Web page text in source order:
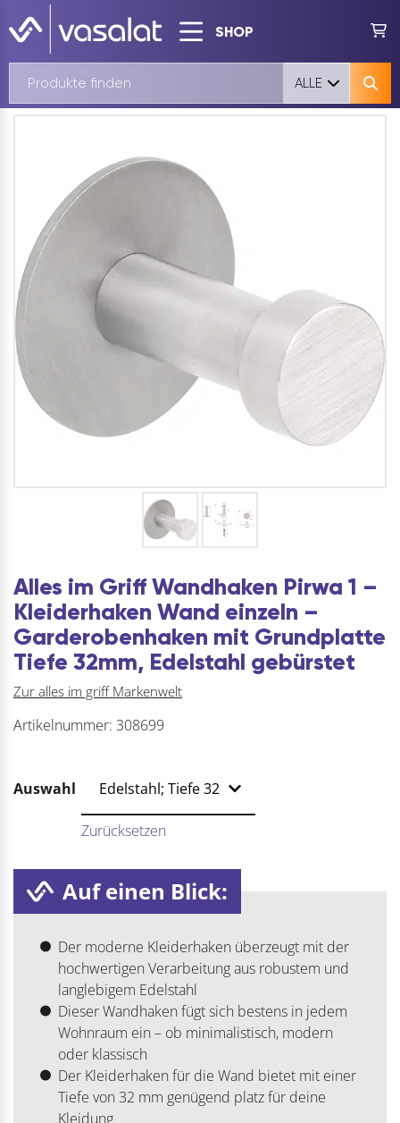
SHOP
ALLE
Alles im Griff Wandhaken Pirwa 1 –
Kleiderhaken Wand einzeln –
Garderobenhaken mit Grundplatte
Tiefe 32mm, Edelstahl gebürstet
Zur alles im griff Markenwelt
Artikelnummer: 308699
Auswahl
Zurücksetzen
Auf einen Blick:
Der moderne Kleiderhaken überzeugt mit der
hochwertigen Verarbeitung aus robustem und
langlebigem Edelstahl
Dieser Wandhaken fügt sich bestens in jedem
Wohnraum ein – ob minimalistisch, modern
oder klassisch
Der Kleiderhaken für die Wand bietet mit einer
Tiefe von 32 mm genügend platz für deine
Kleidung